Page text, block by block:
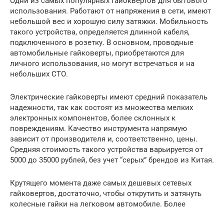
использования. Работают от напряжения в сети, имеют
небольшой вес и хорошую силу затяжки. Мобильность
такого устройства, определяется длинной кабеля,
подключенного в розетку. В основном, проводные
автомобильные гайковерты, приобретаются для
личного использования, но могут встречаться и на
небольших СТО.
Электрические гайковерты имеют средний показатель
надежности, так как состоят из множества мелких
электронных компонентов, более склонных к
повреждениям. Качество инструмента напрямую
зависит от производителя и, соответственно, цены.
Средняя стоимость такого устройства варьируется от
5000 до 35000 рублей, без учет “серых” брендов из Китая.
Крутящего момента даже самых дешевых сетевых
гайковертов, достаточно, чтобы открутить и затянуть
колесные гайки на легковом автомобиле. Более